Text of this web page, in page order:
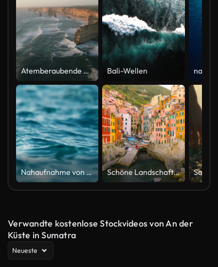
Atemberaubende Drohnenaufnahme der Zwölf Apostel, einer Ansammlung von Kalksteinsteinen und Touristenattraktion vor der Küste des Port Campbell National Park, an der Great Ocean Road in Victoria, Australien, Bali-Wellen
Nahaufnahme von flackernden Meereswellen in Zeitlupe, nahtloser Loop-Hintergrund Schöne Landschaft eines Küstenfischerdorfes, Stadt der Cinque Terre in Riomaggiore, Italien, Europa.Neighborhoood Konzept.
Verwandte kostenlose Stockvideos von An der
Küste in Sumatra
Neueste